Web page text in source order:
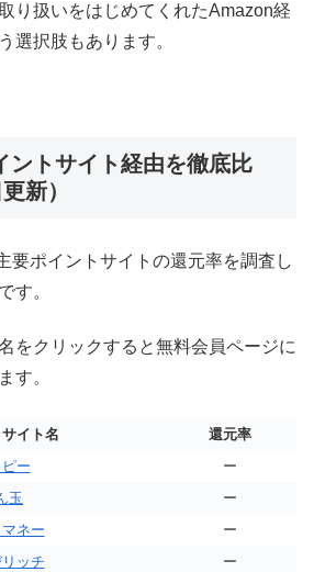
り扱いをはじめてくれたAmazon経
選択肢もあります。
ントサイト経由を徹底比
新）
要ポイントサイトの還元率を調査し
す。
をクリックすると無料会員ページに
す。
イト名
還元率
ー
ー
玉
ー
ネー
ー
ッチ
ー